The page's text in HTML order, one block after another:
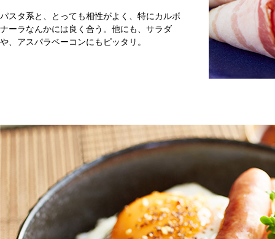
パスタ系と、とっても相性がよく、特にカルボ
ナーラなんかには良く合う。他にも、サラダ
や、アスパラベーコンにもピッタリ。